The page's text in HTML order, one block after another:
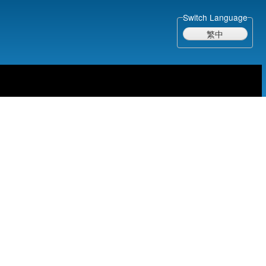
Switch Language
繁中